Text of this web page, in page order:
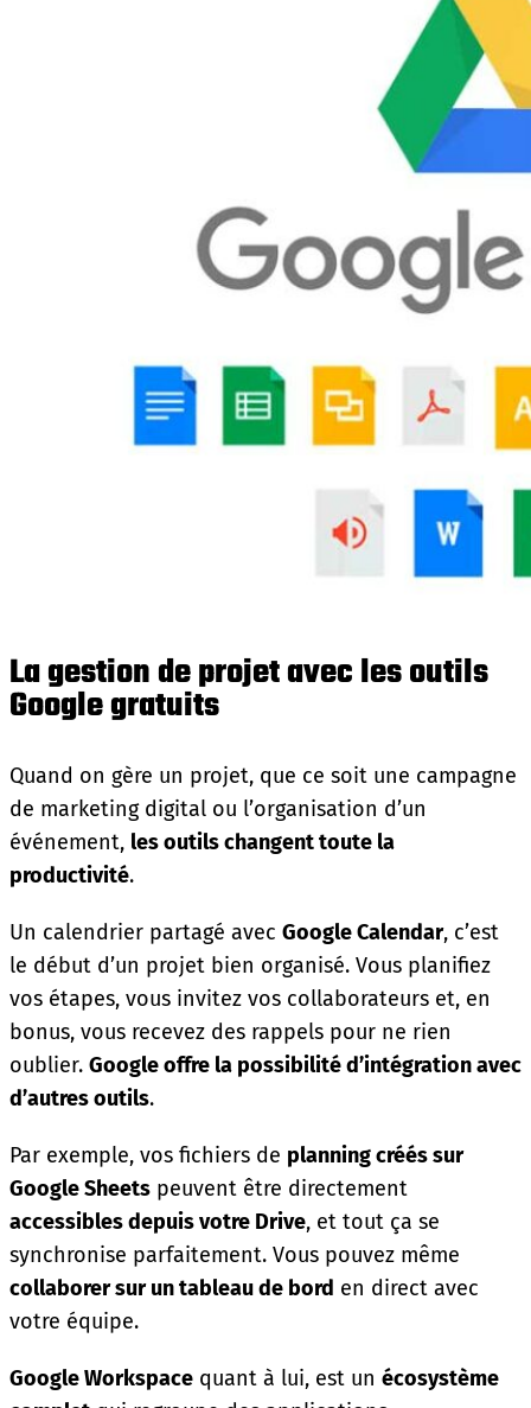
La gestion de projet avec les outils
Google gratuits
Quand on gère un projet, que ce soit une campagne
de marketing digital ou l’organisation d’un
événement, les outils changent toute la
productivité.
Un calendrier partagé avec Google Calendar, c’est
le début d’un projet bien organisé. Vous planifiez
vos étapes, vous invitez vos collaborateurs et, en
bonus, vous recevez des rappels pour ne rien
oublier. Google offre la possibilité d’intégration avec
d’autres outils.
Par exemple, vos fichiers de planning créés sur
Google Sheets peuvent être directement
accessibles depuis votre Drive, et tout ça se
synchronise parfaitement. Vous pouvez même
collaborer sur un tableau de bord en direct avec
votre équipe.
Google Workspace quant à lui, est un écosystème